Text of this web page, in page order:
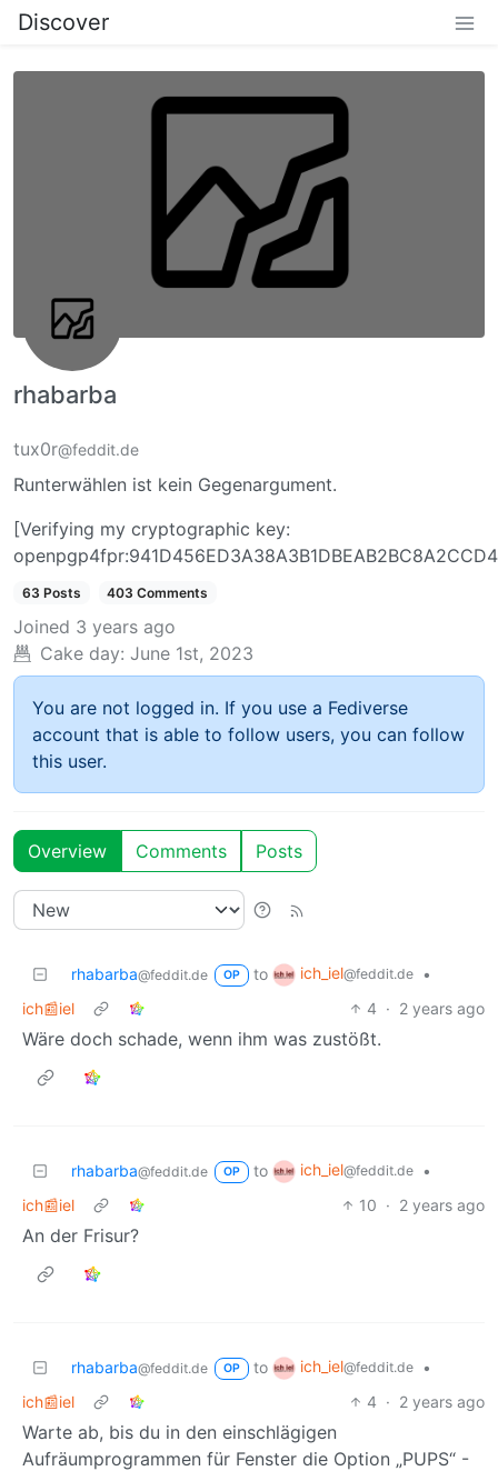
Discover
rhabarba
tux0r@feddit.de
Runterwählen ist kein Gegenargument.
[Verifying my cryptographic key:
63 Posts 403 Comments
Joined 3 years ago
Cake day: June 1st, 2023
You are not logged in. If you use a Fediverse
account that is able to follow users, you can follow
this user.
Overview Comments Posts
rhabarba@feddit.de OP to ich_iel@feddit.de
•
ich📰iel
4 · 2 years ago
Wäre doch schade, wenn ihm was zustößt.
rhabarba@feddit.de OP to ich_iel@feddit.de
•
ich📰iel
10 · 2 years ago
An der Frisur?
rhabarba@feddit.de OP to ich_iel@feddit.de
•
ich📰iel
4 · 2 years ago
Warte ab, bis du in den einschlägigen
Aufräumprogrammen für Fenster die Option „PUPS“ -